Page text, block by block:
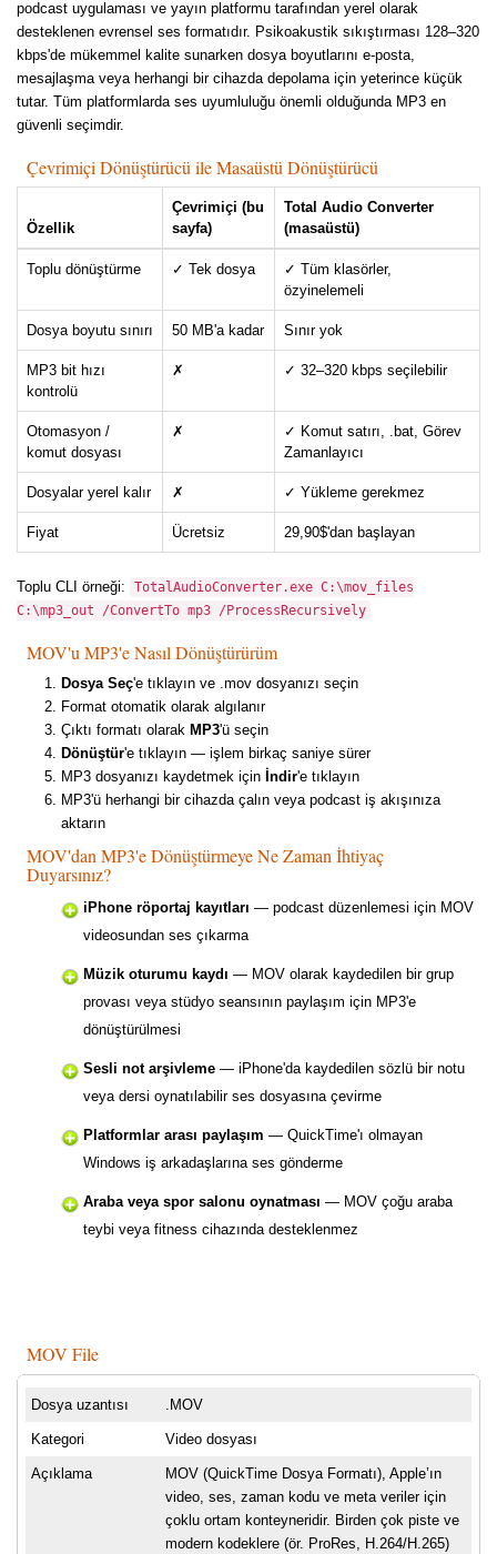
podcast uygulaması ve yayın platformu tarafından yerel olarak
desteklenen evrensel ses formatıdır. Psikoakustik sıkıştırması 128–320
kbps'de mükemmel kalite sunarken dosya boyutlarını e-posta,
mesajlaşma veya herhangi bir cihazda depolama için yeterince küçük
tutar. Tüm platformlarda ses uyumluluğu önemli olduğunda MP3 en
güvenli seçimdir.
Çevrimiçi Dönüştürücü ile Masaüstü Dönüştürücü
Özellik
Çevrimiçi (bu
sayfa)
Total Audio Converter
(masaüstü)
Toplu dönüştürme ✓ Tek dosya
✓ Tüm klasörler,
özyinelemeli
Dosya boyutu sınırı 50 MB'a kadar Sınır yok
MP3 bit hızı
kontrolü
✗ ✓ 32–320 kbps seçilebilir
Otomasyon /
komut dosyası
✗
✓ Komut satırı, .bat, Görev
Zamanlayıcı
Dosyalar yerel kalır ✗ ✓ Yükleme gerekmez
Fiyat Ücretsiz 29,90$'dan başlayan
Toplu CLI örneği:
TotalAudioConverter.exe C:\mov_files
C:\mp3_out /ConvertTo mp3 /ProcessRecursively
MOV'u MP3'e Nasıl Dönüştürürüm
Dosya Seç'e tıklayın ve .mov dosyanızı seçin
Format otomatik olarak algılanır
Çıktı formatı olarak MP3'ü seçin
Dönüştür'e tıklayın — işlem birkaç saniye sürer
MP3 dosyanızı kaydetmek için İndir'e tıklayın
MP3'ü herhangi bir cihazda çalın veya podcast iş akışınıza
aktarın
MOV'dan MP3'e Dönüştürmeye Ne Zaman İhtiyaç
Duyarsınız?
iPhone röportaj kayıtları — podcast düzenlemesi için MOV
videosundan ses çıkarma
Müzik oturumu kaydı — MOV olarak kaydedilen bir grup
provası veya stüdyo seansının paylaşım için MP3'e
dönüştürülmesi
Sesli not arşivleme — iPhone'da kaydedilen sözlü bir notu
veya dersi oynatılabilir ses dosyasına çevirme
Platformlar arası paylaşım — QuickTime'ı olmayan
Windows iş arkadaşlarına ses gönderme
Araba veya spor salonu oynatması — MOV çoğu araba
teybi veya fitness cihazında desteklenmez
MOV File
Dosya uzantısı .MOV
Kategori Video dosyası
Açıklama
MOV (QuickTime Dosya Formatı), Apple’ın
video, ses, zaman kodu ve meta veriler için
çoklu ortam konteyneridir. Birden çok piste ve
modern kodeklere (ör. ProRes, H.264/H.265)